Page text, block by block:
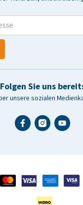
Folgen Sie uns
unsere sozialen